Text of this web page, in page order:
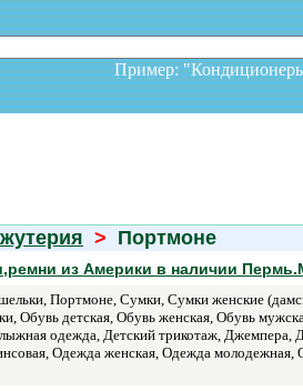
Пример:
> Портмоне
из Америки в наличии
Портмоне, Сумки, Сумки женские
Обувь детская, Обувь женская, Обувь
одежда, Детский трикотаж,
Одежда женская, Одежда